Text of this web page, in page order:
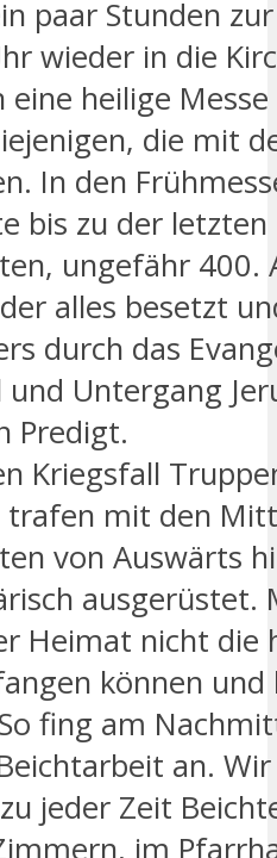
paar Stunden
wieder in die
eine heilige
die mit
In den
bis zu der
ungefähr 400.
alles besetzt
durch das
Untergang
Predigt.
Kriegsfall
trafen mit den
von Auswärts
ausgerüstet.
Heimat nicht die
können
fing am
an.
jeder Zeit
im